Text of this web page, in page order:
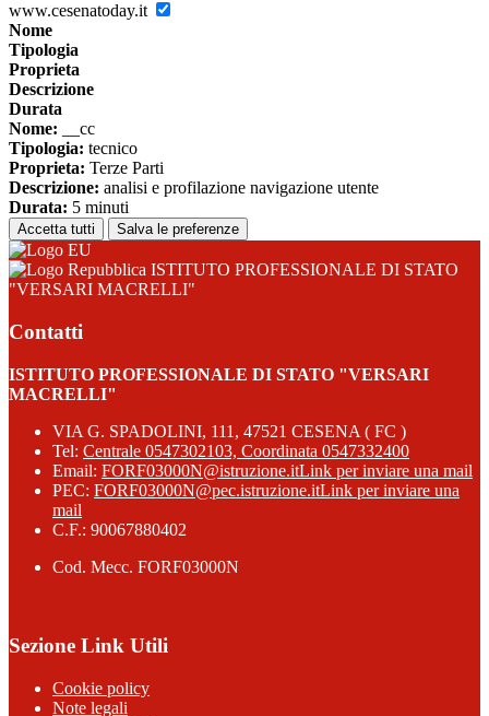
www.cesenatoday.it
Nome
Tipologia
Proprieta
Descrizione
Durata
Nome: __cc
Tipologia: tecnico
Proprieta: Terze Parti
Descrizione: analisi e profilazione navigazione utente
Durata: 5 minuti
Accetta tutti Salva le preferenze
ISTITUTO PROFESSIONALE DI STATO
"VERSARI MACRELLI"
Contatti
ISTITUTO PROFESSIONALE DI STATO "VERSARI
MACRELLI"
VIA G. SPADOLINI, 111, 47521 CESENA ( FC )
Tel: Centrale 0547302103, Coordinata 0547332400
Email: FORF03000N@istruzione.itLink per inviare una mail
PEC: FORF03000N@pec.istruzione.itLink per inviare una
mail
C.F.: 90067880402
Cod. Mecc. FORF03000N
Sezione Link Utili
Cookie policy
Note legali